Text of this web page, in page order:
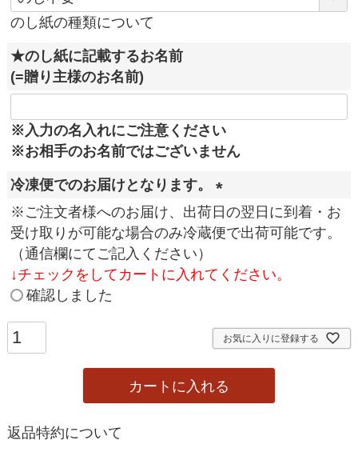
必
)
のし紙の種類について
★のし紙に記載するお名前
(=贈り主様のお名前)
※入力の名入れにご注意ください
※お相手のお名前ではございません
冷凍便でのお届けとなります。
(
必
)
※ご注文者様へのお届け、出荷日の翌日に到着・お
受け取りが可能な場合のみ冷蔵便で出荷可能です。
（通信欄にてご記入ください）
↓チェックをしてカートに入れてください。
確認しました
お気に入りに登録する
カートに入れる
返品特約について